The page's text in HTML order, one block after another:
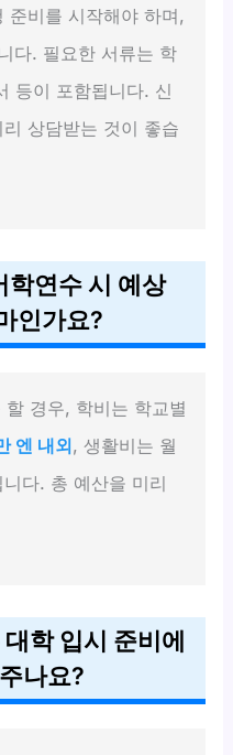
준비를 시작해야 하며,
다. 필요한 서류는 학
등이 포함됩니다. 신
상담받는 것이 좋습
학연수 시 예상
인가요?
경우, 학비는 학교별
엔 내외, 생활비는 월
다. 총 예산을 미리
학 입시 준비에
나요?